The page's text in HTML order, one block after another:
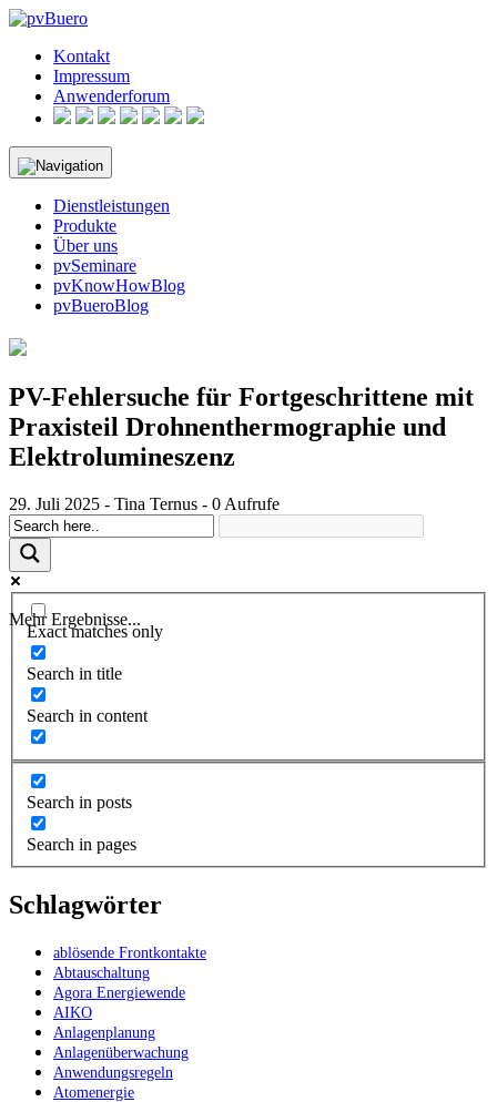
Skip
contentKontakt
Impressum
Anwenderforum
Dienstleistungen
Produkte
Über uns
pvSeminare
pvKnowHowBlog
pvBueroBlog
PV-Fehlersuche für Fortgeschrittene mit
Praxisteil Drohnenthermographie und
Elektrolumineszenz
29. Juli 2025 - Tina Ternus - 0 Aufrufe
Mehr Ergebnisse...
Exact matches only
Search in title
Search in content
Search in posts
Search in pages
Schlagwörter
ablösende Frontkontakte
Abtauschaltung
Agora Energiewende
AIKO
Anlagenplanung
Anlagenüberwachung
Anwendungsregeln
Atomenergie